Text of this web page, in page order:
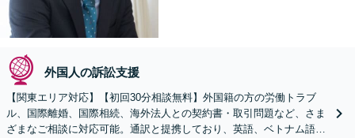
外国人の訴訟支援
【関東エリア対応】【初回30分相談無料】外国籍の方の労働トラブ
ル、国際離婚、国際相続、海外法人との契約書・取引問題など、さま
ざまなご相談に対応可能。通訳と提携しており、英語、ベトナム語、